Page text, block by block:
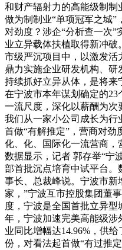
和财产辐射力的高能级制制
做为制制业“单项冠军之城”
对劲度？涉企“分析查一次”
业立异载体扶植取得新冲破
市级严沉项目中，以激发活
鼎力实施企业研发机构、研
持续抓好立异从体，是将来
在宁波市本年谋划确定的
一流尺度，深化以薪酬为
我们从一家小公司成长为行
首做“有解推定”，营商对劲
化、化、国际化一流营商，
数据显示，记者 郭存举“宁
部首批沉点培育中试平台。
事长、总裁峰说。宁波市新
家，”宁波互市控股集团董
度，宁波是全国首批立异型
年，宁波加速完美高能级涉
业同比增幅达14.96%，供
份，对看法起首做“有过推